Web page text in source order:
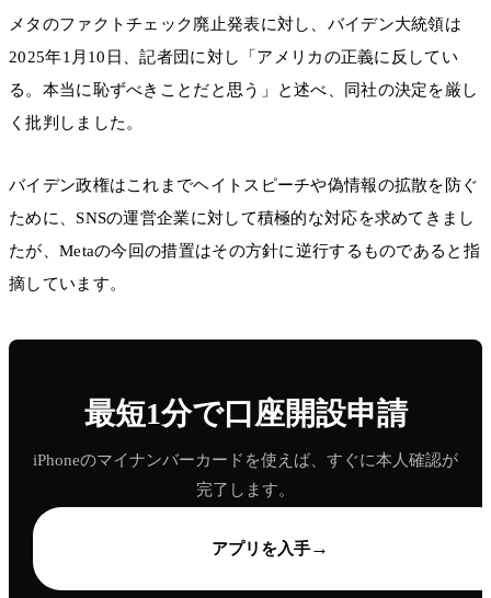
メタのファクトチェック廃止発表に対し、バイデン大統領は
2025年1月10日、記者団に対し「アメリカの正義に反してい
る。本当に恥ずべきことだと思う」と述べ、同社の決定を厳し
く批判しました。
バイデン政権はこれまでヘイトスピーチや偽情報の拡散を防ぐ
ために、SNSの運営企業に対して積極的な対応を求めてきまし
たが、Metaの今回の措置はその方針に逆行するものであると指
摘しています。
最短1分で口座開設申請
iPhoneのマイナンバーカードを使えば、すぐに本人確認が
完了します。
アプリを入手→